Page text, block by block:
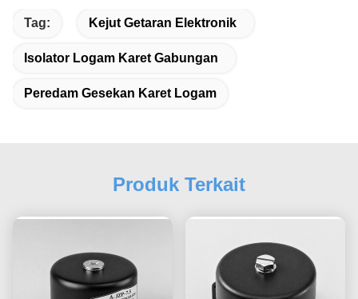
Tag: Kejut Getaran Elektronik
Isolator Logam Karet Gabungan
Peredam Gesekan Karet Logam
Produk Terkait